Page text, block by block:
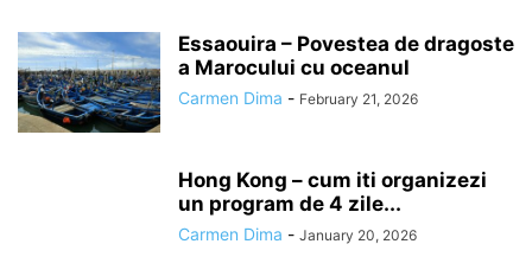
Essaouira – Povestea de dragoste
a Marocului cu oceanul
Carmen Dima - February 21, 2026
Hong Kong – cum iti organizezi
un program de 4 zile...
Carmen Dima - January 20, 2026